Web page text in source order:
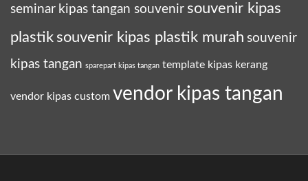
seminar kipas tangan souvenir souvenir kipas
plastik souvenir kipas plastik murah souvenir
kipas tangan sparepart kipas tangan template kipas kerang
vendor kipas custom vendor kipas tangan